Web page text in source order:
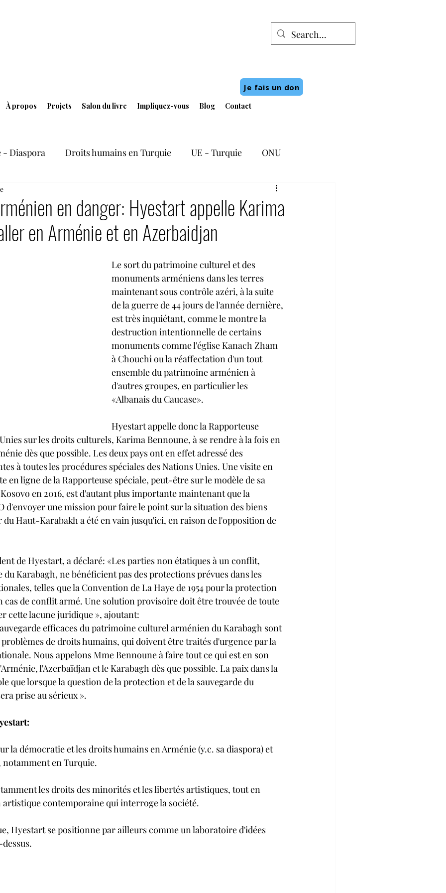
À propos Projets Salon du livre Impliquez-vous Blog Contact
Je fais un don
- Diaspora Droits humains en Turquie UE - Turquie ONU
culturelle
Droits LGBT Droits des femmes Activités Hyestart
Génocide des Arméniens
Votre communauté Démocratisation Turquie
Patrimoine arménien en danger
en danger: Hyestart appelle Karima
en Arménie et en Azerbaidjan
Le sort du patrimoine culturel et des
monuments arméniens dans les terres
maintenant sous contrôle azéri, à la suite
de la guerre de 44 jours de l'année dernière,
est très inquiétant, comme le montre la
destruction intentionnelle de certains
monuments comme l'église Kanach Zham
à Chouchi ou la réaffectation d'un tout
ensemble du patrimoine arménien à
d'autres groupes, en particulier les
«Albanais du Caucase».
Hyestart appelle donc la Rapporteuse
sur les droits culturels, Karima Bennoune, à se rendre à la fois en
dès que possible. Les deux pays ont en effet adressé des
à toutes les procédures spéciales des Nations Unies. Une visite en
en ligne de la Rapporteuse spéciale, peut-être sur le modèle de sa
en 2016, est d'autant plus importante maintenant que la
d'envoyer une mission pour faire le point sur la situation des biens
Haut-Karabakh a été en vain jusqu'ici, en raison de l'opposition de
de Hyestart, a déclaré: «Les parties non étatiques à un conflit,
du Karabagh, ne bénéficient pas des protections prévues dans les
telles que la Convention de La Haye de 1954 pour la protection
cas de conflit armé. Une solution provisoire doit être trouvée de toute
cette lacune juridique », ajoutant:
efficaces du patrimoine culturel arménien du Karabagh sont
de droits humains, qui doivent être traités d'urgence par la
Nous appelons Mme Bennoune à faire tout ce qui est en son
l'Azerbaïdjan et le Karabagh dès que possible. La paix dans la
que lorsque la question de la protection et de la sauvegarde du
prise au sérieux ».
la démocratie et les droits humains en Arménie (y.c. sa diaspora) et
notamment en Turquie.
les droits des minorités et les libertés artistiques, tout en
artistique contemporaine qui interroge la société.
Hyestart se positionne par ailleurs comme un laboratoire d'idées